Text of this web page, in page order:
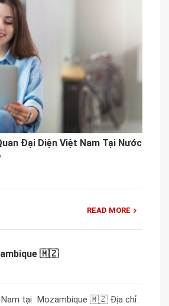
Đại Diện Việt Nam Tại Nước
READ MORE
🇲🇿
Nam tại Mozambique 🇲🇿 Địa chỉ: